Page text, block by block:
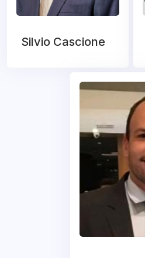
Silvio Cascione